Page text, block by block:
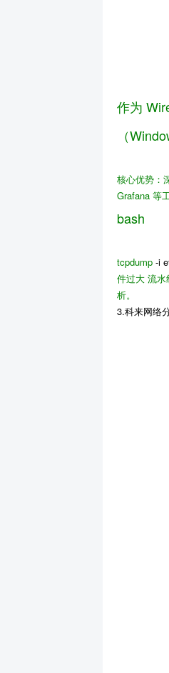
作为
（
核心优势 ：
Grafana 等
bash
tcpdump -i
件过大流水
析。
3.科来网络